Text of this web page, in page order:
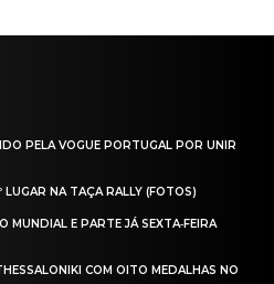
PELA VOGUE PORTUGAL POR UNIR
NA TAÇA RALLY (FOTOS)
MUNDIAL E PARTE JÁ SEXTA‑FEIRA
COM OITO MEDALHAS NO